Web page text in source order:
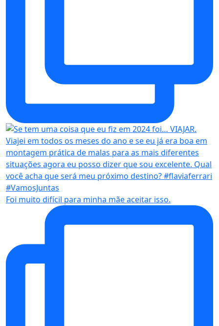
Foi muito difícil para minha mãe aceitar isso.